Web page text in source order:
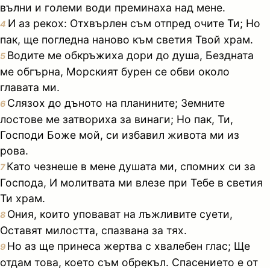
вълни и големи води преминаха над мене.
4 И аз рекох: Отхвърлен съм отпред очите Ти; Но
пак, ще погледна наново към светия Твой храм.
5 Водите ме обкръжиха дори до душа, Бездната
ме обгърна, Морският бурен се обви около
главата ми.
6 Слязох до дъното на планините; Земните
лостове ме затвориха за винаги; Но пак, Ти,
Господи Боже мой, си избавил живота ми из
рова.
7Като чезнеше в мене душата ми, спомних си за
Господа, И молитвата ми влезе при Тебе в светия
Ти храм.
8 Ония, които уповават на лъжливите суети,
Оставят милостта, спазвана за тях.
9 Но аз ще принеса жертва с хвалебен глас; Ще
отдам това, което съм обрекъл. Спасението е от